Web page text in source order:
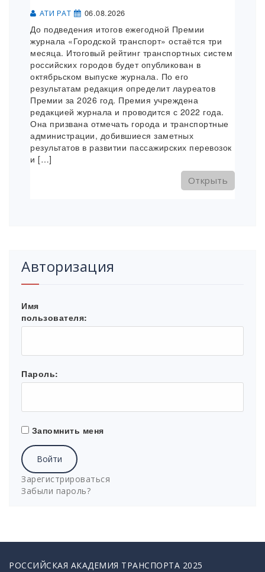
АТИ РАТ 06.08.2026
До подведения итогов ежегодной Премии
журнала «Городской транспорт» остаётся три
месяца. Итоговый рейтинг транспортных систем
российских городов будет опубликован в
октябрьском выпуске журнала. По его
результатам редакция определит лауреатов
Премии за 2026 год. Премия учреждена
редакцией журнала и проводится с 2022 года.
Она призвана отмечать города и транспортные
администрации, добившиеся заметных
результатов в развитии пассажирских перевозок
и […]
Открыть
Авторизация
Имя
пользователя:
Пароль:
Запомнить меня
Войти
Зарегистрироваться
Забыли пароль?
РОССИЙСКАЯ АКАДЕМИЯ ТРАНСПОРТА 2025